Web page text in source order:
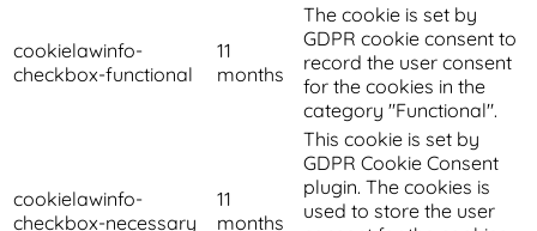
cookielawinfo-
checkbox-functional
11
months
The cookie is set by
GDPR cookie consent to
record the user consent
for the cookies in the
category "Functional".
cookielawinfo-
checkbox-necessary
11
months
This cookie is set by
GDPR Cookie Consent
plugin. The cookies is
used to store the user